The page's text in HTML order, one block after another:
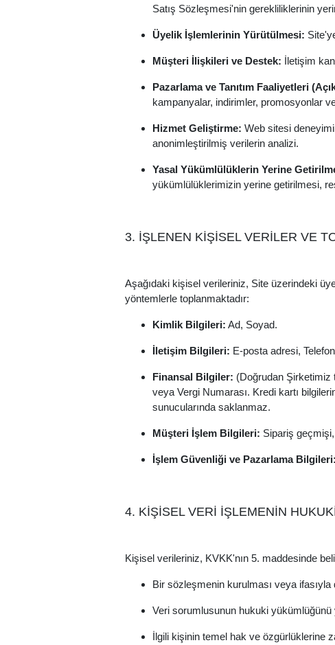
Satış Sözleşmesi'nin gerekliliklerinin
Üyelik İşlemlerinin Yürütülmesi:
Müşteri İlişkileri ve Destek: İletişim
Pazarlama ve Tanıtım Faaliyetleri
kampanyalar, indirimler, promosyonlar
Hizmet Geliştirme: Web sitesi
anonimleştirilmiş verilerin analizi.
Yasal Yükümlülüklerin Yerine
yükümlülüklerimizin yerine getirilmesi,
3. İŞLENEN KİŞİSEL VERİLER VE
Aşağıdaki kişisel verileriniz, Site üzerindeki
yöntemlerle toplanmaktadır:
Kimlik Bilgileri: Ad, Soyad.
İletişim Bilgileri: E-posta adresi,
Finansal Bilgiler: (Doğrudan Şirketimiz
veya Vergi Numarası. Kredi kartı
sunucularında saklanmaz.
Müşteri İşlem Bilgileri: Sipariş
İşlem Güvenliği ve Pazarlama Bilgileri:
4. KİŞİSEL VERİ İŞLEMENİN
Kişisel verileriniz, KVKK'nın 5. maddesinde
Bir sözleşmenin kurulması veya
Veri sorumlusunun hukuki
İlgili kişinin temel hak ve özgürlüklerine